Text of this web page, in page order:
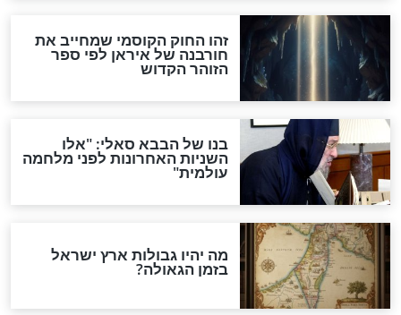
האם לאחר בוא המשיח יהיה
אפשר לחזור בתשובה?
לכל המאמרים
להמתקת הדינים וביטול